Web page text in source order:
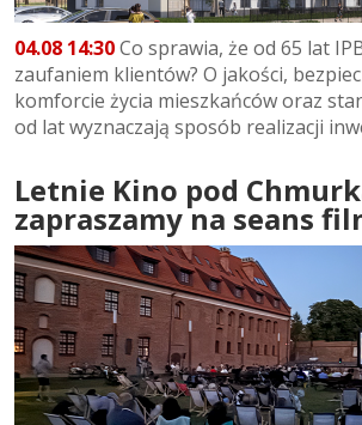
04.08 14:30Co sprawia, że od 65 lat
zaufaniem klientów? O jakości,
komforcie życia mieszkańców oraz
od lat wyznaczają sposób realizacji
Letnie Kino pod
zapraszamy na seans